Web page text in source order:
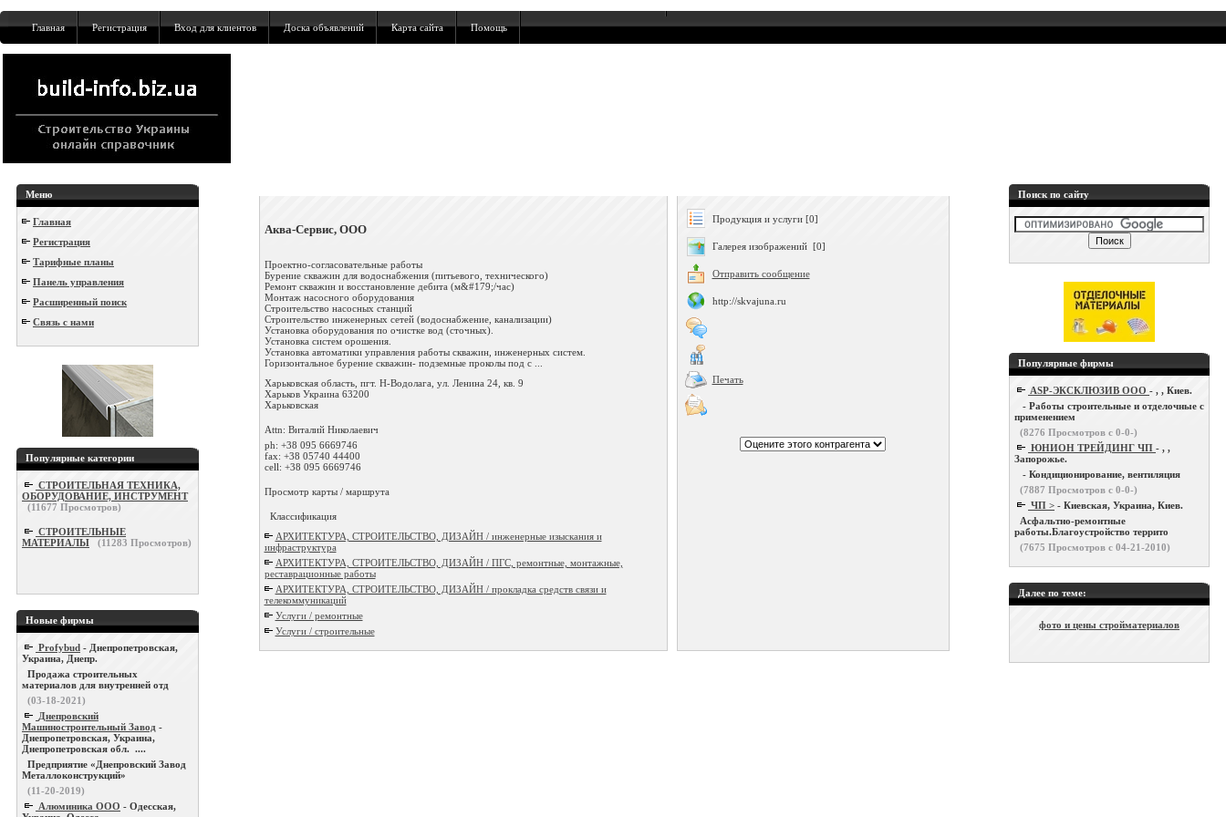
Главная Регистрация Вход для клиентов Доска объявлений Карта сайта Помощь
Меню
Главная
Регистрация
Тарифные планы
Панель управления
Расширенный поиск
Связь с нами
Популярные категории
СТРОИТЕЛЬНАЯ ТЕХНИКА,
ОБОРУДОВАНИЕ, ИНСТРУМЕНТ
(11677 Просмотров)
СТРОИТЕЛЬНЫЕ
МАТЕРИАЛЫ
(11283 Просмотров)
Новые фирмы
Profybud - Днепропетровская,
Украина, Днепр.
Продажа строительных
материалов для внутренней отд
(03-18-2021)
Днепровский
Машиностроительный Завод -
Днепропетровская, Украина,
Днепропетровская обл. ....
Предприятие «Днепровский Завод
Металлоконструкций»
(11-20-2019)
Алюминика ООО - Одесская,
Аква-Сервис, ООО
Проектно-согласовательные работы
Бурение скважин для водоснабжения (питьевого, технического)
Ремонт скважин и восстановление дебита (м&#179;/час)
Монтаж насосного оборудования
Строительство насосных станций
Строительство инженерных сетей (водоснабжение, канализации)
Установка оборудования по очистке вод (сточных).
Установка систем орошения.
Установка автоматики управления работы скважин, инженерных систем.
Горизонтальное бурение скважин- подземные проколы под с ...
Харьковская область, пгт. Н-Водолага, ул. Ленина 24, кв. 9
Харьков Украина 63200
Харьковская
Attn: Виталий Николаевич
ph: +38 095 6669746
fax: +38 05740 44400
cell: +38 095 6669746
Просмотр карты / маршрута
Классификация
АРХИТЕКТУРА, СТРОИТЕЛЬСТВО, ДИЗАЙН / инженерные изыскания и
инфраструктура
АРХИТЕКТУРА, СТРОИТЕЛЬСТВО, ДИЗАЙН / ПГС, ремонтные, монтажные,
реставрационные работы
АРХИТЕКТУРА, СТРОИТЕЛЬСТВО, ДИЗАЙН / прокладка средств связи и
телекоммуникаций
Услуги / ремонтные
Услуги / строительные
Продукция и услуги [0]
Галерея изображений [0]
Отправить сообщение
http://skvajuna.ru
Печать
Поиск по сайту
Популярные фирмы
ASP-ЭКСКЛЮЗИВ ООО - , , Киев.
- Работы строительные и отделочные с
применением
(8276 Просмотров с 0-0-)
ЮНИОН ТРЕЙДИНГ ЧП - , ,
Запорожье.
- Кондиционирование, вентиляция
(7887 Просмотров с 0-0-)
ЧП > - Киевская, Украина, Киев.
Асфальтно-ремонтные
работы.Благоустройство террито
(7675 Просмотров с 04-21-2010)
Далее по теме:
фото и цены стройматериалов